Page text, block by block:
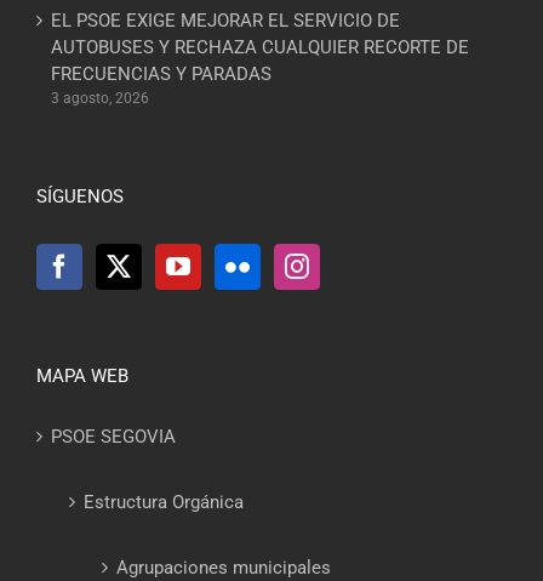
EL PSOE EXIGE MEJORAR EL SERVICIO DE
AUTOBUSES Y RECHAZA CUALQUIER RECORTE DE
FRECUENCIAS Y PARADAS
3 agosto, 2026
SÍGUENOS
MAPA WEB
PSOE SEGOVIA
Estructura Orgánica
Agrupaciones municipales